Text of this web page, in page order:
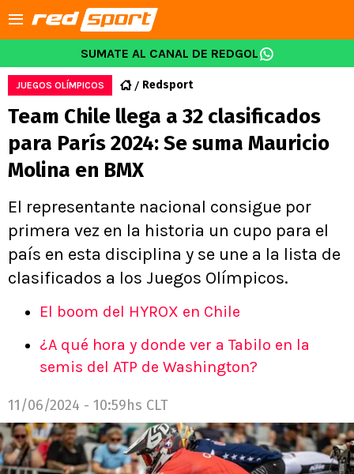
SUMATE AL CANAL DE REDGOL
JUEGOS OLÍMPICOS Redsport
Team Chile llega a 32 clasificados
para París 2024: Se suma Mauricio
Molina en BMX
El representante nacional consigue por
primera vez en la historia un cupo para el
país en esta disciplina y se une a la lista de
clasificados a los Juegos Olímpicos.
El boom del HYROX en Chile
¿A qué hora y donde ver a Tabilo en la
semis del ATP de Washington?
11/06/2024 - 10:59hs CLT